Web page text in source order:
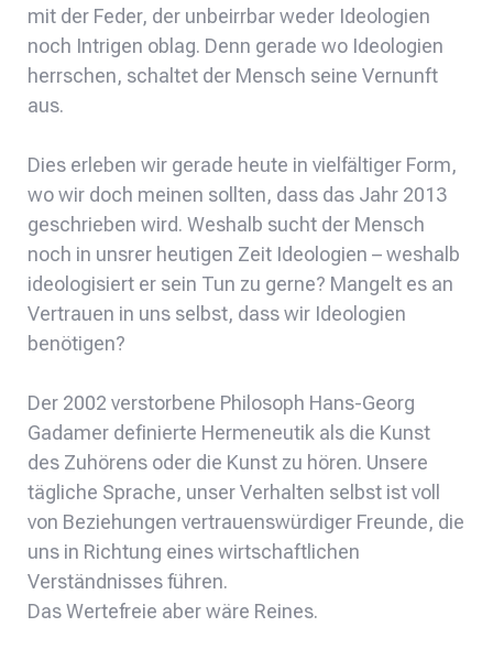
mit der Feder, der unbeirrbar weder Ideologien
noch Intrigen oblag. Denn gerade wo Ideologien
herrschen, schaltet der Mensch seine Vernunft
aus.
Dies erleben wir gerade heute in vielfältiger Form,
wo wir doch meinen sollten, dass das Jahr 2013
geschrieben wird. Weshalb sucht der Mensch
noch in unsrer heutigen Zeit Ideologien – weshalb
ideologisiert er sein Tun zu gerne? Mangelt es an
Vertrauen in uns selbst, dass wir Ideologien
benötigen?
Der 2002 verstorbene Philosoph Hans-Georg
Gadamer definierte Hermeneutik als die Kunst
des Zuhörens oder die Kunst zu hören. Unsere
tägliche Sprache, unser Verhalten selbst ist voll
von Beziehungen vertrauenswürdiger Freunde, die
uns in Richtung eines wirtschaftlichen
Verständnisses führen.
Das Wertefreie aber wäre Reines.